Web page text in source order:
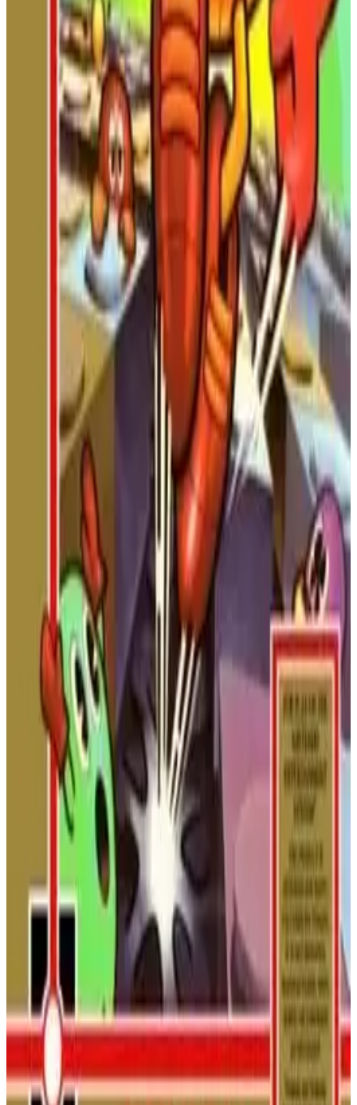
¡Cabalga a caballo por la antigua China! Enfréntate a hordas de
soldados y poderosos generales en este clásico beat 'em up de
NES basado en Romance de los Tres Reinos.
NINTENDO ENTERTAINMENT
SYSTEMACCIÓN 1989
Battle City
¡Defiende tu base! En este clásico juego de tanques con vista
cenital, destruye 20 tanques enemigos por nivel, recoge
potenciadores y protege tu cuartel general del águila. ¡Incluye
modo cooperativo para dos jugadores y un editor de niveles!
NINTENDO ENTERTAINMENT
ACCIÓN BATTLE CITY
Road Fighter
¡Deslízate entre el tráfico en este clásico juego de carreras
arcade con vista cenital! Esquiva coches, administra tu
combustible y corre contra el reloj para llegar a la meta. Una
verdadera prueba de velocidad y reflejos de Konami.
NINTENDO ENTERTAINMENT
ACCIÓN 1984 ROAD FIGHTER
Patoaventuras 2
¡La búsqueda del tesoro continúa! Únete a Rico McPato en
esta rara secuela, que incluye nuevas mejoras para el bastón,
piezas de mapa ocultas y más lugares exóticos para explorar.
NINTENDO ENTERTAINMENT
SYSTEM PLATAFORMAS
PATOAVENTURAS
Pato Aventuras de Disney
¡Woo-oo! Únete a Rico McPato en una aventura alrededor del
mundo en busca de tesoros. Usa su increíble bastón pogo para
rebotar sobre los enemigos y alcanzar nuevas alturas en este
clásico juego de plataformas.
NINTENDO ENTERTAINMENT
SYSTEM
PLATAFORMAS
1989
PATOAVENTURAS
Únete a Rash, Zitz y Pimple en un legendario juego de peleas.
Golpea, transforma y avanza rápidamente a través de niveles
brutalmente creativos para rescatar a la Princesa Angelica y a tu
NINTENDO ENTERTAINMENT